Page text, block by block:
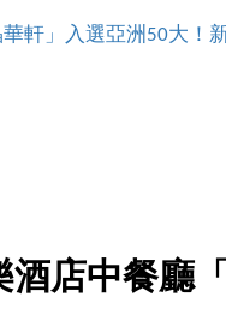
軒」入選亞洲50大！
酒店中餐廳